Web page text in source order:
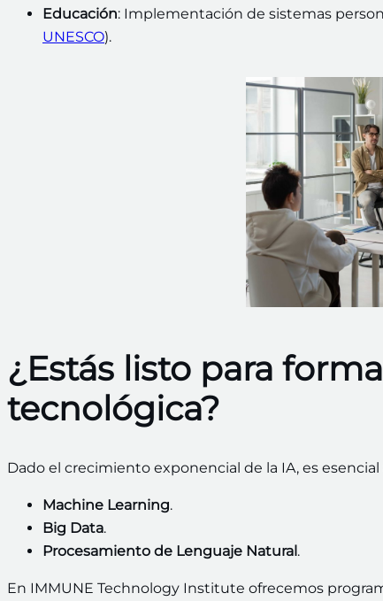
Educación: Implementación de sistemas
UNESCO).
¿Estás listo para
tecnológica?
Dado el crecimiento exponencial de la IA, es
Machine Learning.
Big Data.
Procesamiento de Lenguaje Natural.
En IMMUNE Technology Institute ofrecemos